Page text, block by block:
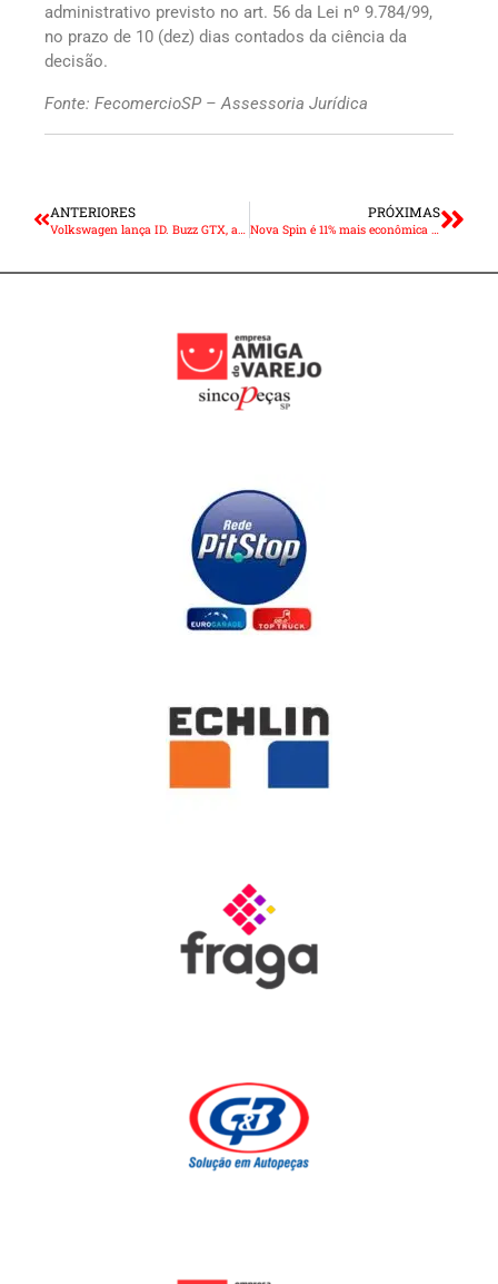
administrativo previsto no art. 56 da Lei nº 9.784/99,
no prazo de 10 (dez) dias contados da ciência da
decisão.
Fonte: FecomercioSP – Assessoria Jurídica
ANTERIORES PRÓXIMAS